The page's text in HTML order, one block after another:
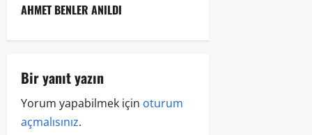
AHMET BENLER ANILDI
Bir yanıt yazın
Yorum yapabilmek için oturum
açmalısınız.